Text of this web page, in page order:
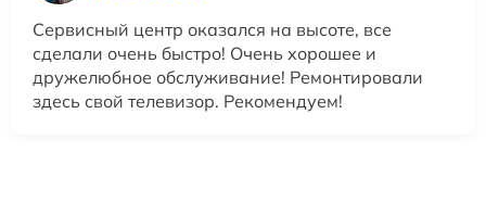
Сервисный центр оказался на высоте, все
сделали очень быстро! Очень хорошее и
дружелюбное обслуживание! Ремонтировали
здесь свой телевизор. Рекомендуем!